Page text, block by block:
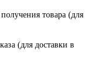
товара (для
(для доставки в